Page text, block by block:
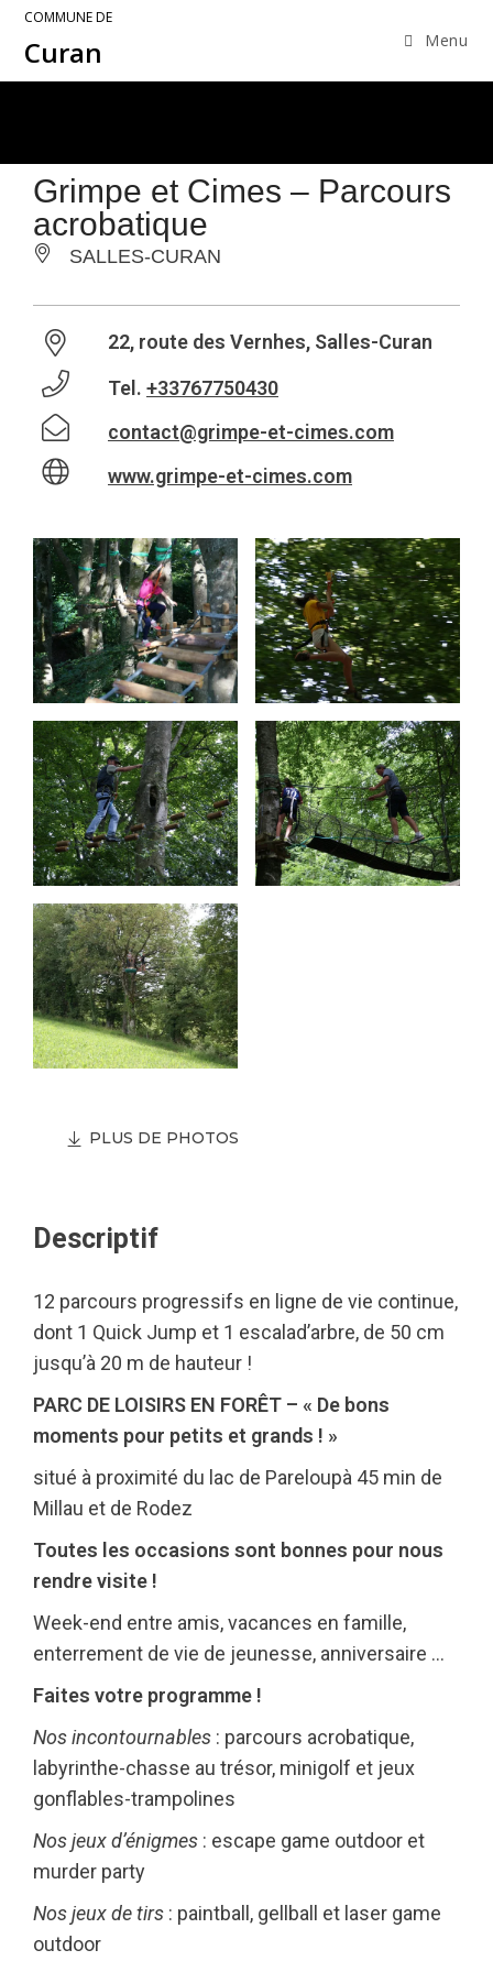
COMMUNE DE
Curan Menu
Grimpe et Cimes – Parcours
acrobatique
SALLES-CURAN
22, route des Vernhes, Salles-Curan
Tel. +33767750430
contact@grimpe-et-cimes.com
www.grimpe-et-cimes.com
PLUS DE PHOTOS
Descriptif
12 parcours progressifs en ligne de vie continue,
dont 1 Quick Jump et 1 escalad’arbre, de 50 cm
jusqu’à 20 m de hauteur !
PARC DE LOISIRS EN FORÊT – « De bons
moments pour petits et grands ! »
situé à proximité du lac de Pareloupà 45 min de
Millau et de Rodez
Toutes les occasions sont bonnes pour nous
rendre visite !
Week-end entre amis, vacances en famille,
enterrement de vie de jeunesse, anniversaire …
Faites votre programme !
Nos incontournables : parcours acrobatique,
labyrinthe-chasse au trésor, minigolf et jeux
gonflables-trampolines
Nos jeux d’énigmes : escape game outdoor et
murder party
Nos jeux de tirs : paintball, gellball et laser game
outdoor